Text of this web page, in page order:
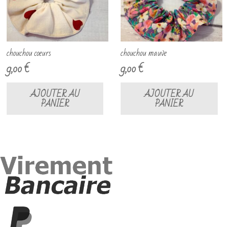
chouchou coeurs
9,00€
AJOUTER AU
PANIER
chouchou mauve
9,00€
AJOUTER AU
PANIER